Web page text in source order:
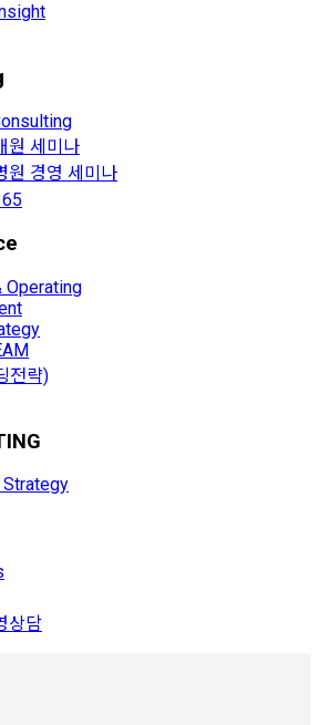
원 세미나
원 경영 세미나
Operating
전략)
Strategy
상담